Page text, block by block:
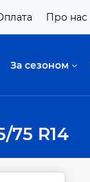
Про нас
За сезоном
75 R14